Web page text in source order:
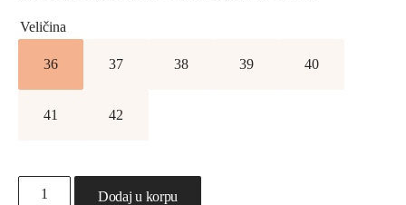
Veličina
36 37 38 39 40
41 42
Dodaj u korpu